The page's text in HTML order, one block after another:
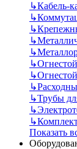
↳Кабель-
↳
↳
↳
↳
↳
↳
↳
↳Трубы
↳
↳
Показать